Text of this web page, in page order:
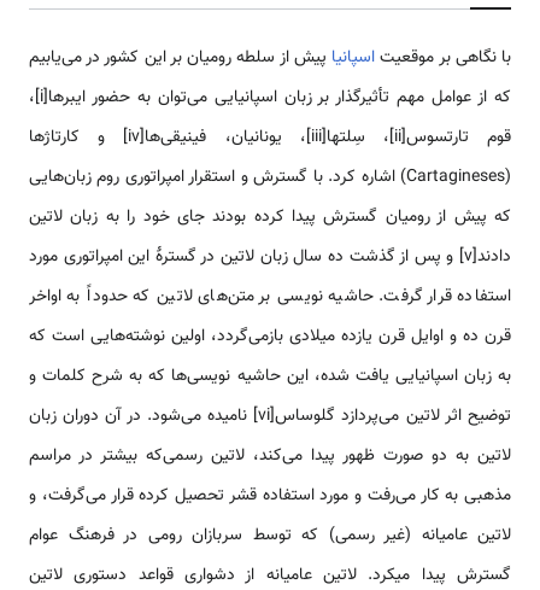
با نگاهی بر موقعیتاسپانیا پیش از سلطه رومیان بر این کشور در می‌یابیم
که از عوامل مهم تأثیرگذار بر زبان اسپانیایی می‌توان به حضور ایبرها[i]،
قوم تارتسوس[ii]، سِلتها[iii]، یونانیان، فینیقی‌ها[iv] و کارتاژها
(Cartagineses) اشاره کرد. با گسترش و استقرار امپراتوری روم زبان‌هایی
که پیش از رومیان گسترش پیدا کرده بودند جای خود را به زبان لاتین
دادند[v] و پس از گذشت ده سال زبان لاتین در گسترۀ این امپراتوری مورد
استفاده قرار گرفت. حاشیه نویسی بر متن‌های لاتین که حدوداً به اواخر
قرن ده و اوایل قرن یازده میلادی بازمی‌گردد، اولین نوشته‌هایی است که
به زبان اسپانیایی یافت شده، این حاشیه نویسی‌ها که به شرح کلمات و
توضیح اثر لاتین می‌پردازد گلوساس[vi] نامیده می‌شود. در آن دوران زبان
لاتین به دو صورت ظهور پیدا می‌کند، لاتین رسمی‌که بیشتر در مراسم
مذهبی به کار می‌رفت و مورد استفاده قشر تحصیل کرده قرار می‌گرفت، و
لاتین عامیانه (غیر رسمی) که توسط سربازان رومی‌ در فرهنگ عوام
گسترش پیدا میکرد. لاتین عامیانه از دشواری قواعد دستوری لاتین